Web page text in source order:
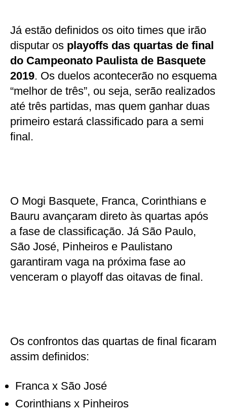
Já estão definidos os oito times que irão
disputar os playoffs das quartas de final
do Campeonato Paulista de Basquete
2019. Os duelos acontecerão no esquema
“melhor de três”, ou seja, serão realizados
até três partidas, mas quem ganhar duas
primeiro estará classificado para a semi
final.
O Mogi Basquete, Franca, Corinthians e
Bauru avançaram direto às quartas após
a fase de classificação. Já São Paulo,
São José, Pinheiros e Paulistano
garantiram vaga na próxima fase ao
venceram o playoff das oitavas de final.
Os confrontos das quartas de final ficaram
assim definidos:
Franca x São José
Corinthians x Pinheiros